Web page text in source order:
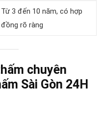
Từ 3 đến 10 năm, có hợp
đồng rõ ràng
chuyên
Sài Gòn 24H